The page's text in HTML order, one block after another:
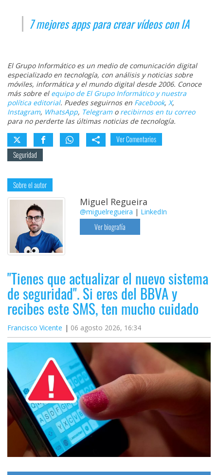
7 mejores apps para crear vídeos con IA
El Grupo Informático es un medio de comunicación digital
especializado en tecnología, con análisis y noticias sobre
móviles, informática y el mundo digital desde 2006. Conoce
más sobre el equipo de El Grupo Informático y nuestra
política editorial. Puedes seguirnos en Facebook, X,
Instagram, WhatsApp, Telegramo recibirnos en tu correo
para no perderte las últimas noticias de tecnología.
Ver Comentarios
Seguridad
Sobre el autor
Miguel Regueira
@miguelregueira | LinkedIn
Ver biografía
"Tienes que actualizar el nuevo sistema
de seguridad". Si eres del BBVA y
recibes este SMS, ten mucho cuidado
Francisco Vicente 06 agosto 2026, 16:34